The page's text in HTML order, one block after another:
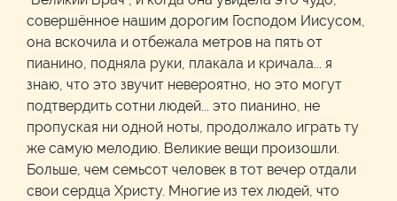
совершённое нашим дорогим Господом Иисусом,
она вскочила и отбежала метров на пять от
пианино, подняла руки, плакала и кричала... я
знаю, что это звучит невероятно, но это могут
подтвердить сотни людей... это пианино, не
пропуская ни одной ноты, продолжало играть ту
же самую мелодию. Великие вещи произошли.
Больше, чем семьсот человек в тот вечер отдали
свои сердца Христу. Многие из тех людей, что